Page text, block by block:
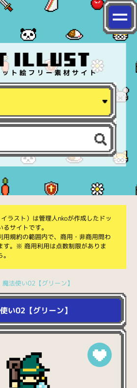
ト絵フリー素材サイト
ラスト）は管理人nkoが作成したドッ
サイトです。
用規約の範囲内で、商用・非商用問わ
す。※ 商用利用は点数制限がありま
魔法使い02【グリーン】
い02【グリーン】